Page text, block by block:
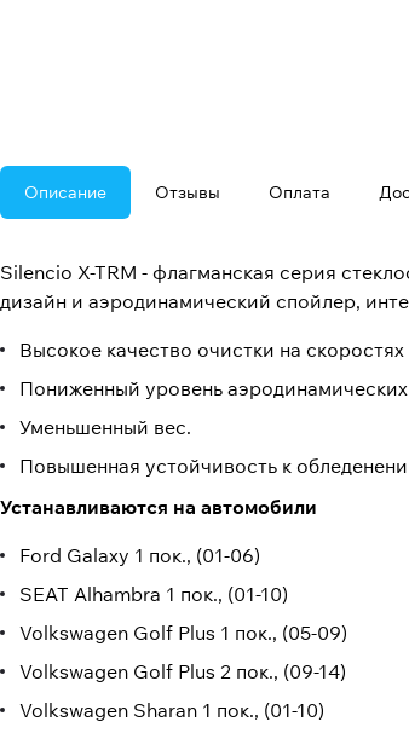
Описание Отзывы Оплата
Silencio X-TRM - флагманская серия
дизайн и аэродинамический спойлер,
Высокое качество очистки на
Пониженный уровень
Уменьшенный вес.
Повышенная устойчивость к
Устанавливаются на автомобили
Ford Galaxy 1 пок., (01-06)
SEAT Alhambra 1 пок., (01-10)
Volkswagen Golf Plus 1 пок., (05-09)
Volkswagen Golf Plus 2 пок., (09-14)
Volkswagen Sharan 1 пок., (01-10)